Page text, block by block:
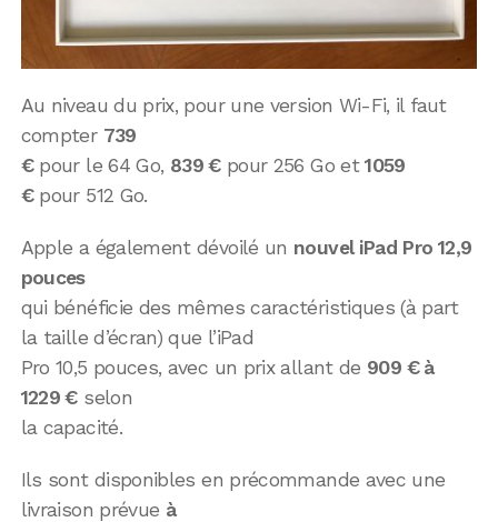
Au niveau du prix, pour une version Wi-Fi, il faut
compter 739
€pour le 64 Go, 839 €pour 256 Go et1059
€pour 512 Go.
Apple a également dévoilé un nouvel iPad Pro 12,9
pouces
qui bénéficie des mêmes caractéristiques (à part
la taille d’écran) que l’iPad
Pro 10,5 pouces, avec un prix allant de 909 € à
1229 €selon
la capacité.
Ils sont disponibles en précommande avec une
livraison prévue à